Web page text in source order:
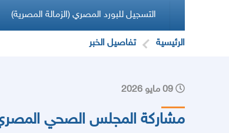
التسجيل للبورد المصري (الزمالة المصرية)
الرئيسية تفاصيل الخبر
مشاركة المجلس الصحي